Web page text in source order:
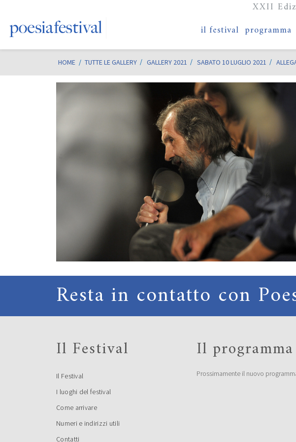
XXII
il festival programma
HOME / TUTTE LE GALLERY GALLERY 2021 SABATO 10 LUGLIO 2021
Resta in contatto con
Il Festival
Il Festival
I luoghi del festival
Come arrivare
Numeri e indirizzi utili
Contatti
Il programma
Prossimamente il nuovo